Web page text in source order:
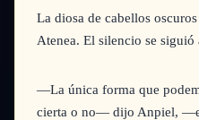
La diosa de cabellos
Atenea. El silencio se siguió
—La única forma que
cierta o no— dijo Anpiel,